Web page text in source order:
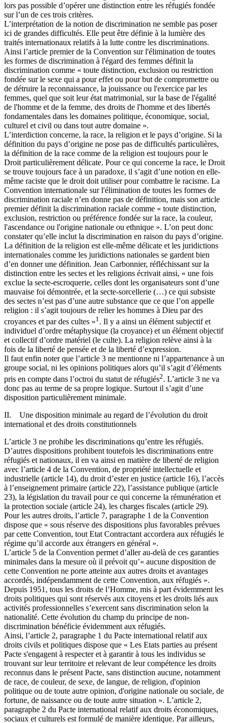
lors pas possible d’opérer une distinction entre les réfugiés fondée
sur l’un de ces trois critères.
L’interprétation de la notion de discrimination ne semble pas poser
ici de grandes difficultés. Elle peut être définie à la lumière des
traités internationaux relatifs à la lutte contre les discriminations.
Ainsi l’article premier de la Convention sur l'élimination de toutes
les formes de discrimination à l'égard des femmes définit la
discrimination comme « toute distinction, exclusion ou restriction
fondée sur le sexe qui a pour effet ou pour but de compromettre ou
de détruire la reconnaissance, la jouissance ou l'exercice par les
femmes, quel que soit leur état matrimonial, sur la base de l'égalité
de l'homme et de la femme, des droits de l'homme et des libertés
fondamentales dans les domaines politique, économique, social,
culturel et civil ou dans tout autre domaine ».
L’interdiction concerne, la race, la religion et le pays d’origine. Si la
définition du pays d’origine ne pose pas de difficultés particulières,
la définition de la race comme de la religion est toujours pour le
Droit particulièrement délicate. Pour ce qui concerne la race, le Droit
se trouve toujours face à un paradoxe, il s’agit d’une notion en elle-
même raciste que le droit doit utiliser pour combattre le racisme. La
Convention internationale sur l'élimination de toutes les formes de
discrimination raciale n’en donne pas de définition, mais son article
premier définit la discrimination raciale comme « toute distinction,
exclusion, restriction ou préférence fondée sur la race, la couleur,
l'ascendance ou l'origine nationale ou ethnique ». L’on peut donc
constater qu’elle inclut la discrimination en raison du pays d’origine.
La définition de la religion est elle-même délicate et les juridictions
internationales comme les juridictions nationales se gardent bien
d’en donner une définition. Jean Carbonnier, réfléchissant sur la
distinction entre les sectes et les religions écrivait ainsi, « une fois
exclue la secte-escroquerie, celles dont les organisateurs sont d’une
mauvaise foi démontrée, et la secte-sorcellerie (…) ce qui subsiste
des sectes n’est pas d’une autre substance que ce que l’on appelle
religion : il s’agit toujours de relier les hommes à Dieu par des
croyances et par des cultes »1 . Il y a ainsi un élément subjectif et
individuel d’ordre métaphysique (la croyance) et un élément objectif
et collectif d’ordre matériel (le culte). La religion relève ainsi à la
fois de la liberté de pensée et de la liberté d’expression.
Il faut enfin noter que l’article 3 ne mentionne ni l’appartenance à un
groupe social, ni les opinions politiques alors qu’il s’agit d’éléments
pris en compte dans l’octroi du statut de réfugiés2. L’article 3 ne va
donc pas au terme de sa propre logique. Surtout il s’agit d’une
disposition particulièrement minimale.
II. Une disposition minimale au regard de l’évolution du droit
international et des droits constitutionnels
L’article 3 ne prohibe les discriminations qu’entre les réfugiés.
D’autres dispositions prohibent toutefois les discriminations entre
réfugiés et nationaux, il en va ainsi en matière de liberté de religion
avec l’article 4 de la Convention, de propriété intellectuelle et
industrielle (article 14), du droit d’ester en justice (article 16), l’accès
à l’enseignement primaire (article 22), l’assistance publique (article
23), la législation du travail pour ce qui concerne la rémunération et
la protection sociale (article 24), les charges fiscales (article 29).
Pour les autres droits, l’article 7, paragraphe 1 de la Convention
dispose que « sous réserve des dispositions plus favorables prévues
par cette Convention, tout Etat Contractant accordera aux réfugiés le
régime qu’il accorde aux étrangers en général ».
L’article 5 de la Convention permet d’aller au-delà de ces garanties
minimales dans la mesure où il prévoit qu’« aucune disposition de
cette Convention ne porte atteinte aux autres droits et avantages
accordés, indépendamment de cette Convention, aux réfugiés ».
Depuis 1951, tous les droits de l’Homme, mis à part évidemment les
droits politiques qui sont réservés aux citoyens et les droits liés aux
activités professionnelles s’exercent sans discrimination selon la
nationalité. Cette évolution du champ du principe de non-
discrimination bénéficie évidemment aux réfugiés.
Ainsi, l’article 2, paragraphe 1 du Pacte international relatif aux
droits civils et politiques dispose que « Les Etats parties au présent
Pacte s'engagent à respecter et à garantir à tous les individus se
trouvant sur leur territoire et relevant de leur compétence les droits
reconnus dans le présent Pacte, sans distinction aucune, notamment
de race, de couleur, de sexe, de langue, de religion, d'opinion
politique ou de toute autre opinion, d'origine nationale ou sociale, de
fortune, de naissance ou de toute autre situation ». L’article 2,
paragraphe 2 du Pacte international relatif aux droits économiques,
sociaux et culturels est formulé de manière identique. Par ailleurs,